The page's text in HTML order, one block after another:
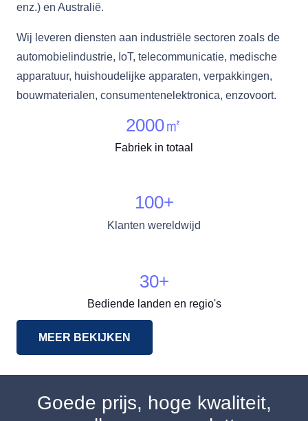
enz.) en Australië.
Wij leveren diensten aan industriële sectoren zoals de
automobielindustrie, IoT, telecommunicatie, medische
apparatuur, huishoudelijke apparaten, verpakkingen,
bouwmaterialen, consumentenelektronica, enzovoort.
2000㎡
Fabriek in totaal
100+
Klanten wereldwijd
30+
Bediende landen en regio's
MEER BEKIJKEN
Goede prijs, hoge kwaliteit,